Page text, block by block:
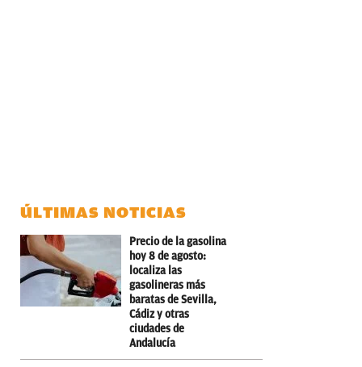
ÚLTIMAS NOTICIAS
Precio de la gasolina
hoy 8 de agosto:
localiza las
gasolineras más
baratas de Sevilla,
Cádiz y otras
ciudades de
Andalucía